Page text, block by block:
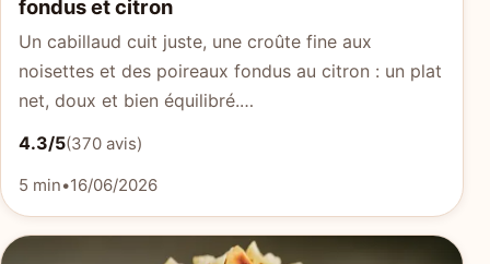
fondus et citron
Un cabillaud cuit juste, une croûte fine aux
noisettes et des poireaux fondus au citron : un plat
net, doux et bien équilibré.…
4.3/5(370 avis)
5 min•16/06/2026